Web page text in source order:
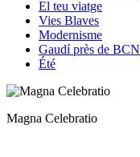
El teu viatge
Vies Blaves
Modernisme
Gaudí près de BCN
Été